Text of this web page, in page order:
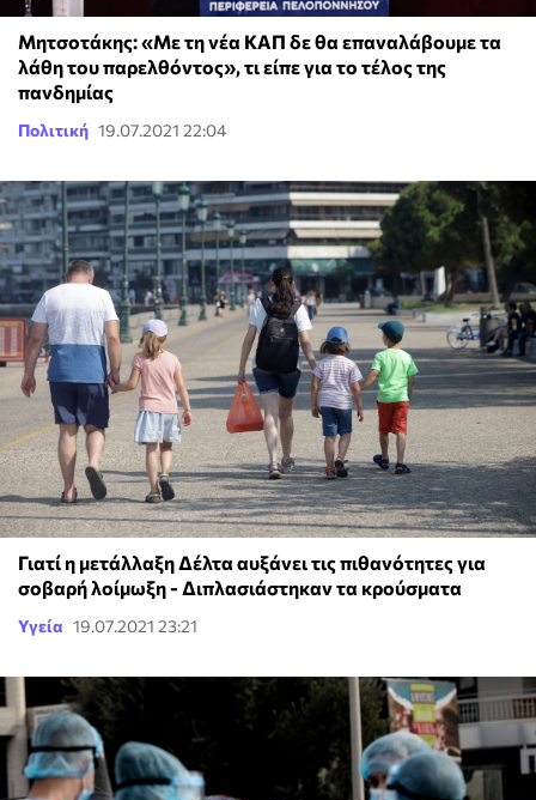
Μητσοτάκης: «Με τη νέα ΚΑΠ δε θα επαναλάβουμε τα
λάθη του παρελθόντος», τι είπε για το τέλος της
πανδημίας
Πολιτική 19.07.2021 22:04
Γιατί η μετάλλαξη Δέλτα αυξάνει τις πιθανότητες για
σοβαρή λοίμωξη - Διπλασιάστηκαν τα κρούσματα
Υγεία 19.07.2021 23:21